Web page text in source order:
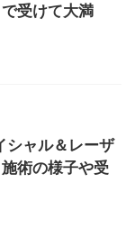
受けて大満
シャル＆レーザ
術の様子や受